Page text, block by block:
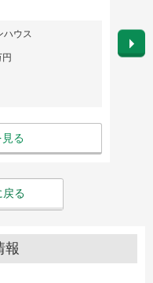
ハウス
る
勤務
英語
給 与
戻る
報